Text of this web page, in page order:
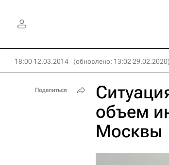
18:00 12.03.2014 (обновлено: 13:02 29.02.2020)
объем
Москвы
Поделиться